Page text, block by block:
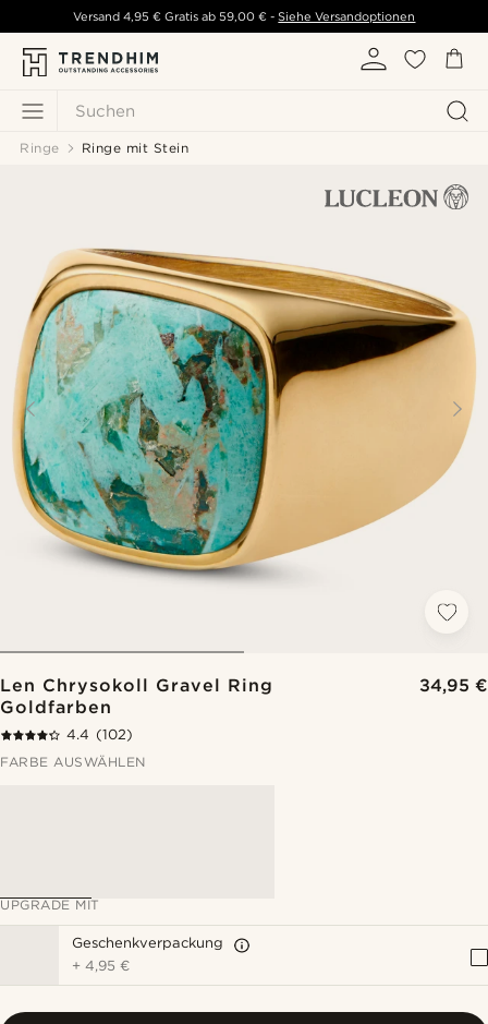
Suchen
Versand 4,95 € Gratis ab 59,00 € - Siehe Versandoptionen
Ringe Ringe mit Stein
Len Chrysokoll Gravel Ring
Goldfarben
34,95 €
4.4 (102)
FARBE AUSWÄHLEN
UPGRADE MIT
Geschenkverpackung
+4,95 €